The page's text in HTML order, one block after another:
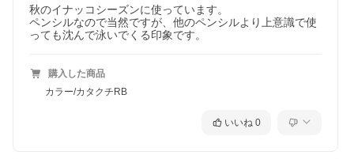
秋のイナッコシーズンに使っています。
ペンシルなので当然ですが、他のペンシルより上意識で使
っても沈んで泳いでくる印象です。
購入した商品
カラー/カタクチRB
いいね 0